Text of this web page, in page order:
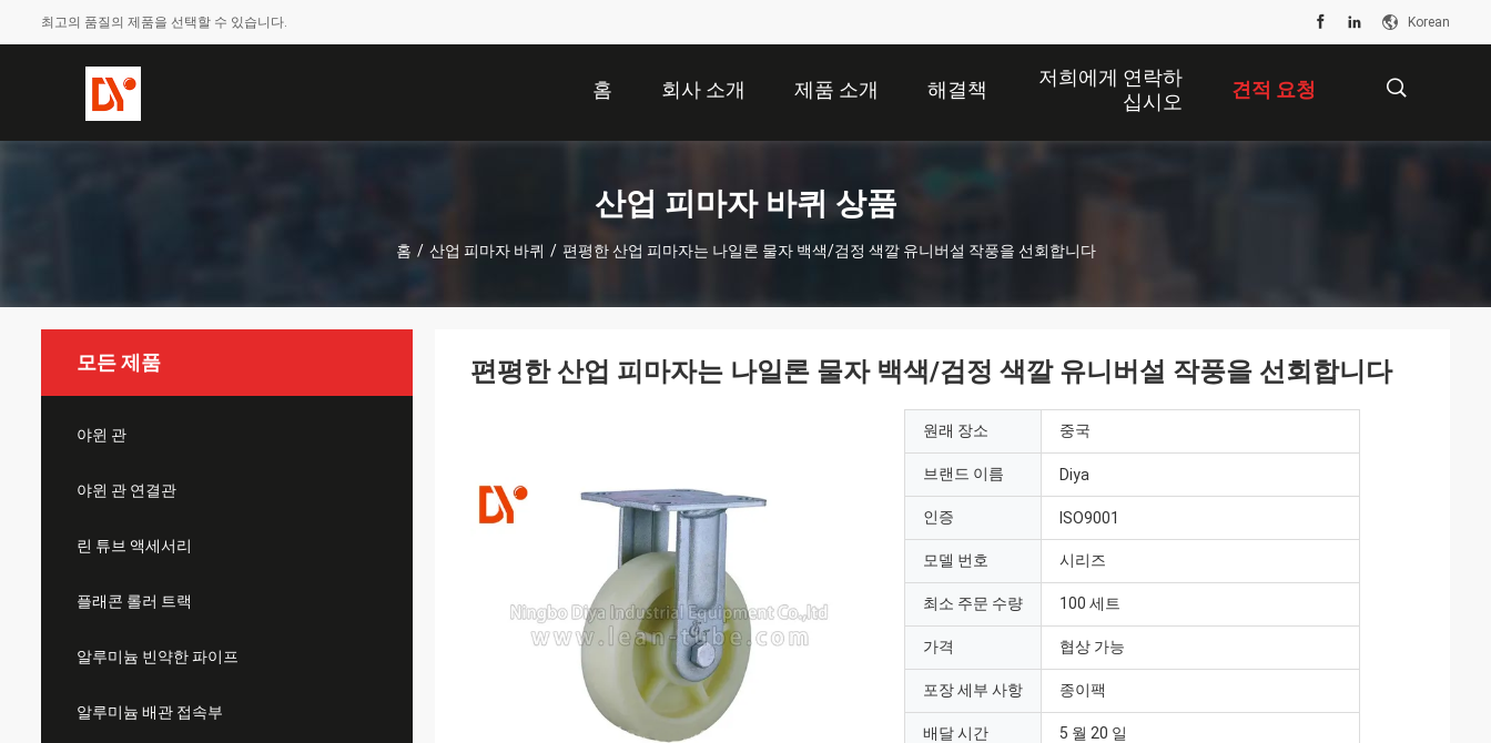
최고의 품질의 제품을 선택할 수 있습니다. Korean
홈 회사 소개 제품 소개 해결책
저희에게 연락하
십시오
견적 요청
산업 피마자 바퀴 상품
홈 / 산업 피마자 바퀴 / 편평한 산업 피마자는 나일론 물자 백색/검정 색깔 유니버설 작풍을 선회합니다
모든 제품
야윈 관
야윈 관 연결관
린 튜브 액세서리
플래콘 롤러 트랙
알루미늄 빈약한 파이프
알루미늄 배관 접속부
편평한 산업 피마자는 나일론 물자 백색/검정 색깔 유니버설 작풍을 선회합니다
원래 장소 중국
브랜드 이름 Diya
인증 ISO9001
모델 번호 시리즈
최소 주문 수량 100 세트
가격 협상 가능
포장 세부 사항 종이팩
배달 시간 5 월 20 일